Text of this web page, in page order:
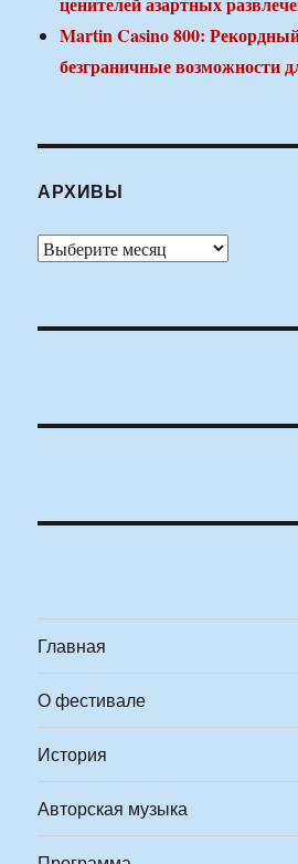
Martin Casino 800:
безграничные возможности
АРХИВЫ
Архивы
Главная
О фестивале
История
Авторская музыка